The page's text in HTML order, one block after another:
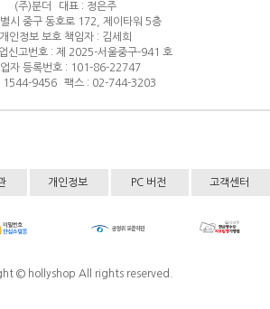
(주)분더
대표 : 정은주
시 중구 동호로 172, 제이타워 5층
개인정보 보호 책임자 : 김세희
신고번호 : 제 2025-서울중구-941 호
자 등록번호 : 101-86-22747
1544-9456
팩스 : 02-744-3203
개인정보 PC 버전 고객센터
© hollyshop All rights reserved.